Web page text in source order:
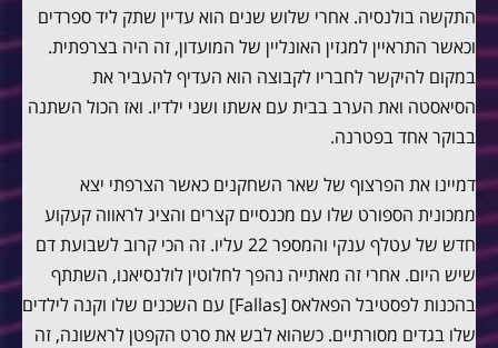
התקשה בולנסיה. אחרי שלוש שנים הוא עדיין שתק ליד ספרדים
וכאשר התראיין למגזין האונליין של המועדון, זה היה בצרפתית.
במקום להיקשר לחבריו לקבוצה הוא העדיף להעביר את
הסיאסטה ואת הערב בבית עם אשתו ושני ילדיו. ואז הכול השתנה
בבוקר אחד בפטרנה.
דמיינו את הפרצוף של שאר השחקנים כאשר הצרפתי יצא
ממכונית הספורט שלו עם מכנסיים קצרים והציג לראווה קעקוע
חדש של עטלף ענקי והמספר 22 עליו. זה הכי קרוב לשבועת דם
שיש היום. אחרי זה מאתייה נהפך לחלוטין לולנסיאנו, השתתף
בהכנות לפסטיבל הפאלאס [Fallas] עם השכנים שלו וקנה לילדים
שלו בגדים מסורתיים. כשהוא לבש את סרט הקפטן לראשונה, זה